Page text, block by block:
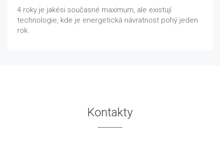
4 roky je jakési současné maximum, ale existují
technologie, kde je energetická návratnost pohý jeden
rok.
Kontakty